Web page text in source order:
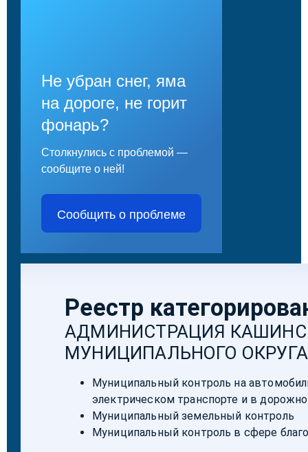
Не убран снег, яма
на дороге, не горит
фонарь?
Столкнулись с проблемой —
сообщите о ней!
Сообщить о проблеме